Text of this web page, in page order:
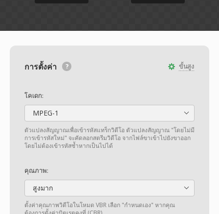
ขั้นสูง
การตั้งค่า
โคเดก:
MPEG-1
ตัวแปลงสัญญาณเพื่อเข้ารหัสแทร็กวิดีโอ ตัวแปลงสัญญาณ "โดยไม่มี
การเข้ารหัสใหม่" จะคัดลอกสตรีมวิดีโอ จากไฟล์ขาเข้าไปยังขาออก
โดยไม่ต้องเข้ารหัสซ้ำหากเป็นไปได้
คุณภาพ:
สูงมาก
ตั้งค่าคุณภาพวิดีโอในโหมด VBR เลือก "กำหนดเอง" หากคุณ